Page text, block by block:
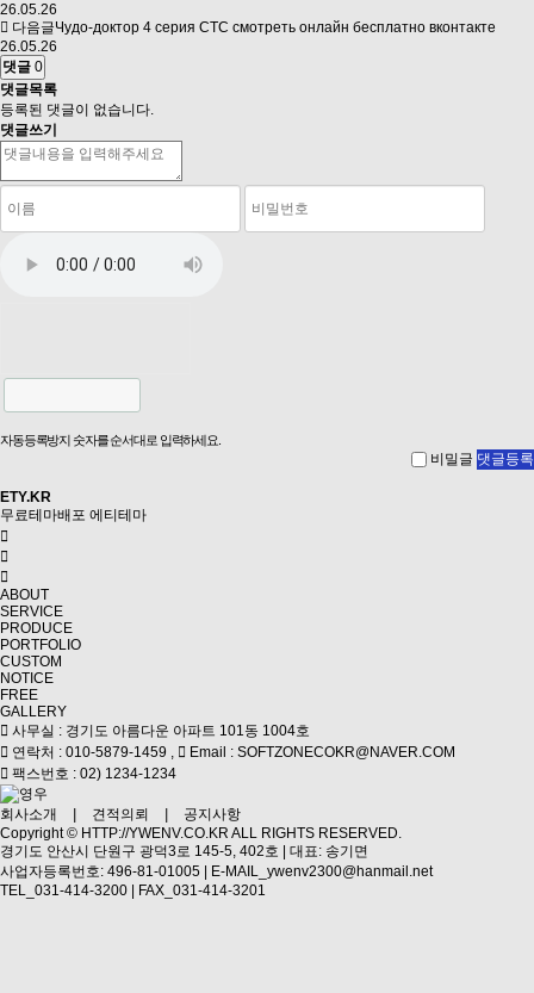
26.05.26
다음글Чудо-доктор 4 серия СТС смотреть онлайн бесплатно вконтакте
26.05.26
댓글 0
댓글목록
등록된 댓글이 없습니다.
댓글쓰기
자동등록방지 숫자를 순서대로 입력하세요.
비밀글 댓글등록
ETY.KR
무료테마배포 에티테마
ABOUT
SERVICE
PRODUCE
PORTFOLIO
CUSTOM
NOTICE
FREE
GALLERY
사무실 : 경기도 아름다운 아파트 101동 1004호
연락처 : 010-5879-1459 ,
Email : SOFTZONECOKR@NAVER.COM
팩스번호 : 02) 1234-1234
회사소개 견적의뢰
공지사항
Copyright © HTTP://YWENV.CO.KR ALL RIGHTS RESERVED.
경기도 안산시 단원구 광덕3로 145-5, 402호 | 대표: 송기면
사업자등록번호: 496-81-01005 | E-MAIL_ywenv2300@hanmail.net
TEL_031-414-3200 | FAX_031-414-3201